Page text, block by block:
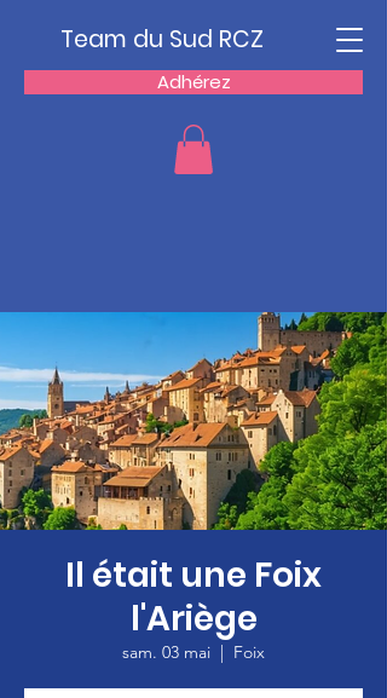
Adhérez
Team du Sud RCZ
Il était une Foix
l'Ariège
sam. 03 mai
  |
Foix